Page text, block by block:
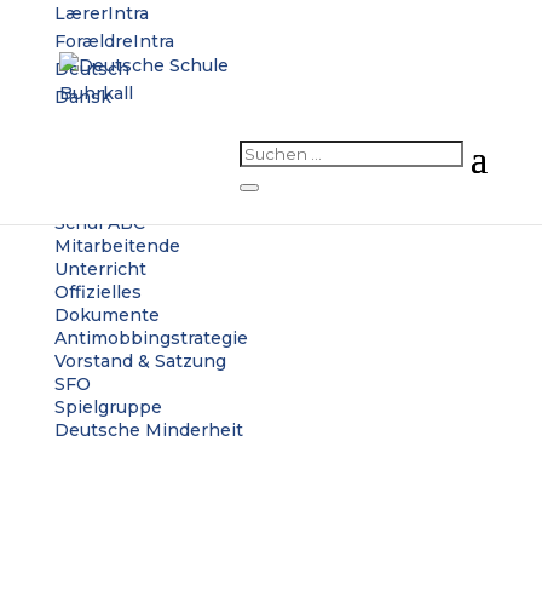
LærerIntra
ForældreIntra
Deutsch
Dansk
Schul ABC
Mitarbeitende
Unterricht
Offizielles
Dokumente
Antimobbingstrategie
Vorstand & Satzung
SFO
Spielgruppe
Deutsche Minderheit